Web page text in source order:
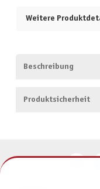
Weitere
Beschreibung
Produktsicherheit